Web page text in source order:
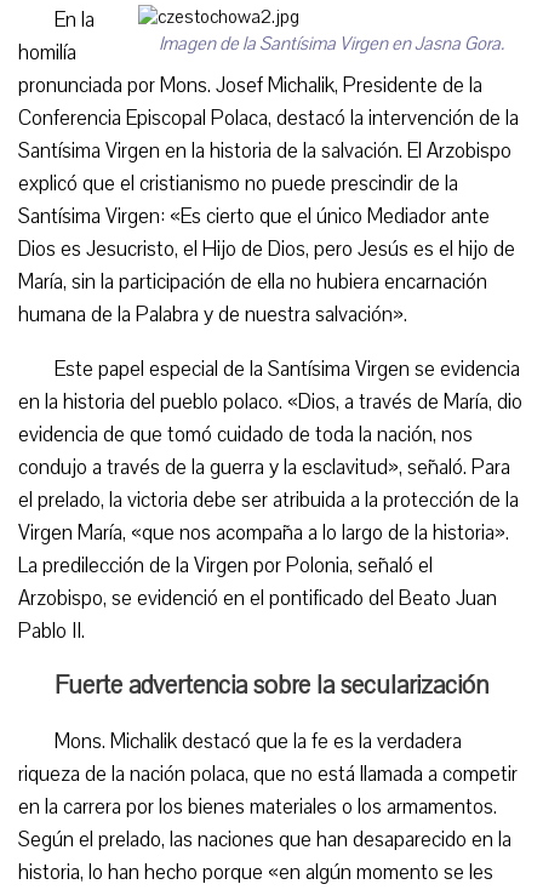
Imagen de la Santísima Virgen en Jasna Gora.
En la
homilía
pronunciada por Mons. Josef Michalik, Presidente de la
Conferencia Episcopal Polaca, destacó la intervención de la
Santísima Virgen en la historia de la salvación. El Arzobispo
explicó que el cristianismo no puede prescindir de la
Santísima Virgen: «Es cierto que el único Mediador ante
Dios es Jesucristo, el Hijo de Dios, pero Jesús es el hijo de
María, sin la participación de ella no hubiera encarnación
humana de la Palabra y de nuestra salvación».
Este papel especial de la Santísima Virgen se evidencia
en la historia del pueblo polaco. «Dios, a través de María, dio
evidencia de que tomó cuidado de toda la nación, nos
condujo a través de la guerra y la esclavitud», señaló. Para
el prelado, la victoria debe ser atribuida a la protección de la
Virgen María, «que nos acompaña a lo largo de la historia».
La predilección de la Virgen por Polonia, señaló el
Arzobispo, se evidenció en el pontificado del Beato Juan
Pablo II.
Fuerte advertencia sobre la secularización
Mons. Michalik destacó que la fe es la verdadera
riqueza de la nación polaca, que no está llamada a competir
en la carrera por los bienes materiales o los armamentos.
Según el prelado, las naciones que han desaparecido en la
historia, lo han hecho porque «en algún momento se les